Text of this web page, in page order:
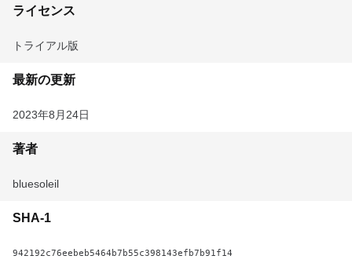
ライセンス
トライアル版
最新の更新
2023年8月24日
著者
bluesoleil
SHA-1
942192c76eebeb5464b7b55c398143efb7b91f14